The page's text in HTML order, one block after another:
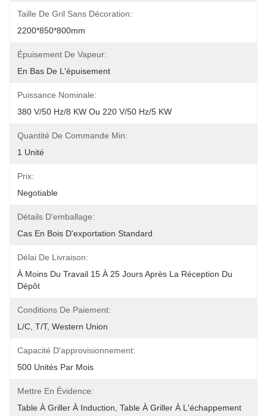
Taille De Gril Sans Décoration:
2200*850*800mm
Épuisement De Vapeur:
En Bas De L'épuisement
Puissance Nominale:
380 V/50 Hz/8 KW Ou 220 V/50 Hz/5 KW
Quantité De Commande Min:
1 Unité
Prix:
Negotiable
Détails D'emballage:
Cas En Bois D'exportation Standard
Délai De Livraison:
À Moins Du Travail 15 À 25 Jours Après La Réception Du
Dépôt
Conditions De Paiement:
L/C, T/T, Western Union
Capacité D'approvisionnement:
500 Unités Par Mois
Mettre En Évidence:
Table À Griller À Induction Table À Griller À L'échappement